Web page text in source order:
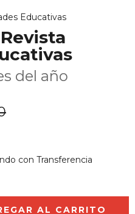
Educativas
del año
con Transferencia